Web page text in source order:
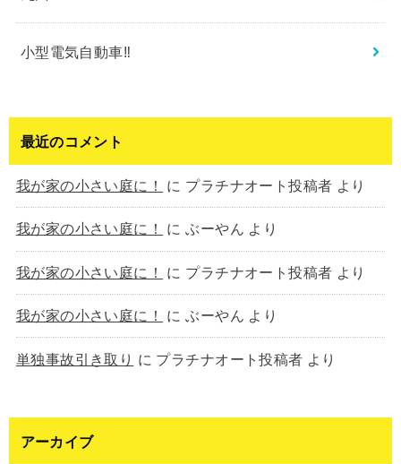
小型電気自動車‼︎
最近のコメント
我が家の小さい庭に！ に プラチナオート投稿者 より
我が家の小さい庭に！ にぶーやん より
我が家の小さい庭に！ に プラチナオート投稿者 より
我が家の小さい庭に！ にぶーやん より
単独事故引き取り に プラチナオート投稿者 より
アーカイブ